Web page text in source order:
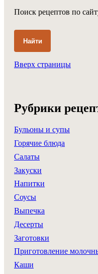
Поиск рецептов по
Найти
Вверх страницы
Рубрики
Бульоны и супы
Горячие блюда
Салаты
Закуски
Напитки
Соусы
Выпечка
Десерты
Заготовки
Приготовление
Каши